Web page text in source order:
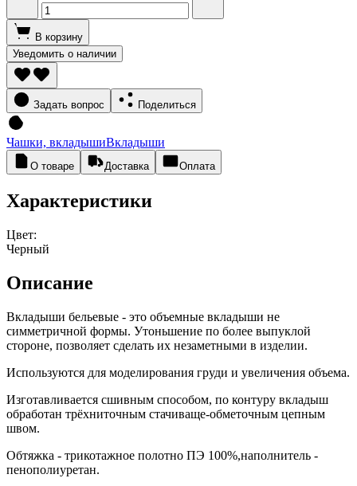
В корзину
Уведомить о наличии
Задать вопрос Поделиться
Чашки, вкладышиВкладыши
О товаре Доставка Оплата
Характеристики
Цвет:
Черный
Описание
Вкладыши бельевые - это объемные вкладыши не
симметричной формы. Утоньшение по более выпуклой
стороне, позволяет сделать их незаметными в изделии.
Используются для моделирования груди и увеличения объема.
Изготавливается сшивным способом, по контуру вкладыш
обработан трёхниточным стачиваще-обметочным цепным
швом.
Обтяжка - трикотажное полотно ПЭ 100%,наполнитель -
пенополиуретан.